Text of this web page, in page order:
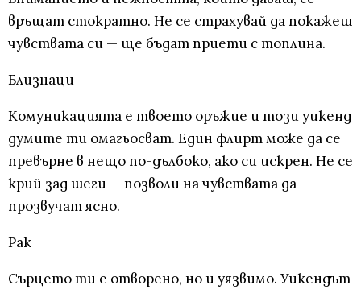
връщат стократно. Не се страхувай да покажеш
чувствата си — ще бъдат приети с топлина.
Близнаци
Комуникацията е твоето оръжие и този уикенд
думите ти омагьосват. Един флирт може да се
превърне в нещо по-дълбоко, ако си искрен. Не се
крий зад шеги — позволи на чувствата да
прозвучат ясно.
Рак
Сърцето ти е отворено, но и уязвимо. Уикендът